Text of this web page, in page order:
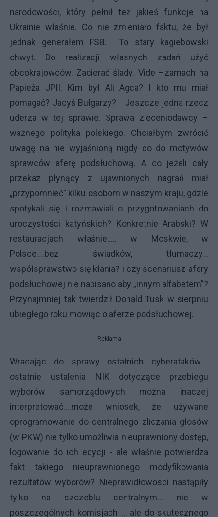
narodowości, który pełnił też jakieś funkcje na
Ukrainie właśnie. Co nie zmieniało faktu, że był
jednak generałem FSB. To stary kagiebowski
chwyt. Do realizacji własnych zadań użyć
obcokrajowców. Zacierać ślady. Vide –zamach na
Papieża JPII. Kim był Ali Agca? I kto mu miał
pomagać? Jacyś Bułgarzy? Jeszcze jedna rzecz
uderza w tej sprawie. Sprawa zleceniodawcy –
ważnego polityka polskiego. Chciałbym zwrócić
uwagę na nie wyjaśnioną nigdy co do motywów
sprawców aferę podsłuchową. A co jeżeli cały
przekaz płynący z ujawnionych nagrań miał
„przypomnieć” kilku osobom w naszym kraju, gdzie
spotykali się i rozmawiali o przygotowaniach do
uroczystości katyńskich? Konkretnie Arabski? W
restauracjach właśnie….. w Moskwie, w
Polsce….bez świadków, tłumaczy…
współsprawstwo się kłania? i czy scenariusz afery
podsłuchowej nie napisano aby „innym alfabetem”?
Przynajmniej tak twierdził Donald Tusk w sierpniu
ubiegłego roku mowiąc o aferze podsłuchowej.
Reklama
Wracając do sprawy ostatnich cyberataków....
ostatnie ustalenia NIK dotyczące przebiegu
wyborów samorządowych można inaczej
interpretować....może wniosek, że używane
oprogramowanie do centralnego zliczania głosów
(w PKW) nie tylko umożliwia nieuprawniony dostęp,
logowanie do ich edycji - ale właśnie potwierdza
fakt takiego nieuprawnionego modyfikowania
rezultatów wyborów? Nieprawidłowosci nastąpiły
tylko na szczeblu centralnym... nie w
poszczególnych komisjach ... ale do skutecznego